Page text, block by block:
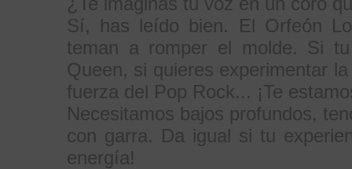
Sí, has leído bien. El Orfeón
teman a romper el molde. Si
Queen, si quieres experimentar
fuerza del Pop Rock... ¡Te
Necesitamos bajos profundos,
con garra. Da igual si tu
energía!